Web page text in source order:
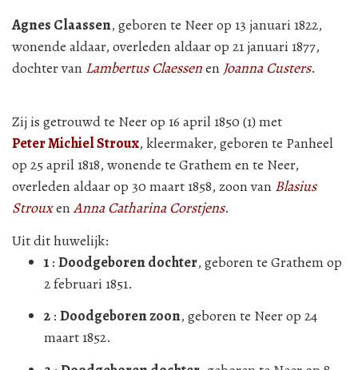
Agnes Claassen, geboren te Neer op 13 januari 1822,
wonende aldaar, overleden aldaar op 21 januari 1877,
dochter van Lambertus Claessenen Joanna Custers.
Zij is getrouwd te Neer op 16 april 1850 (1) met
Peter Michiel Stroux, kleermaker, geboren te Panheel
op 25 april 1818, wonende te Grathem en te Neer,
overleden aldaar op 30 maart 1858, zoon van Blasius
StrouxenAnna Catharina Corstjens.
Uit dit huwelijk:
1 : Doodgeboren dochter, geboren te Grathem op
2 februari 1851.
2 : Doodgeboren zoon, geboren te Neer op 24
maart 1852.